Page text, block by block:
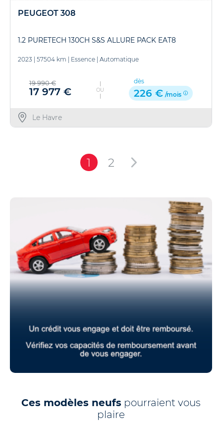
PEUGEOT 308
1.2 PURETECH 130CH S&S ALLURE PACK EAT8
2023 57504 km Essence Automatique
19 990 €
17 977 € OU
dès
226 € /mois
Le Havre
1 2
Ces modèles neufs pourraient vous
plaire